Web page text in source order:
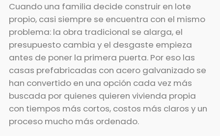
Cuando una familia decide construir en lote
propio, casi siempre se encuentra con el mismo
problema: la obra tradicional se alarga, el
presupuesto cambia y el desgaste empieza
antes de poner la primera puerta. Por eso las
casas prefabricadas con acero galvanizado se
han convertido en una opción cada vez más
buscada por quienes quieren vivienda propia
con tiempos más cortos, costos más claros y un
proceso mucho más ordenado.